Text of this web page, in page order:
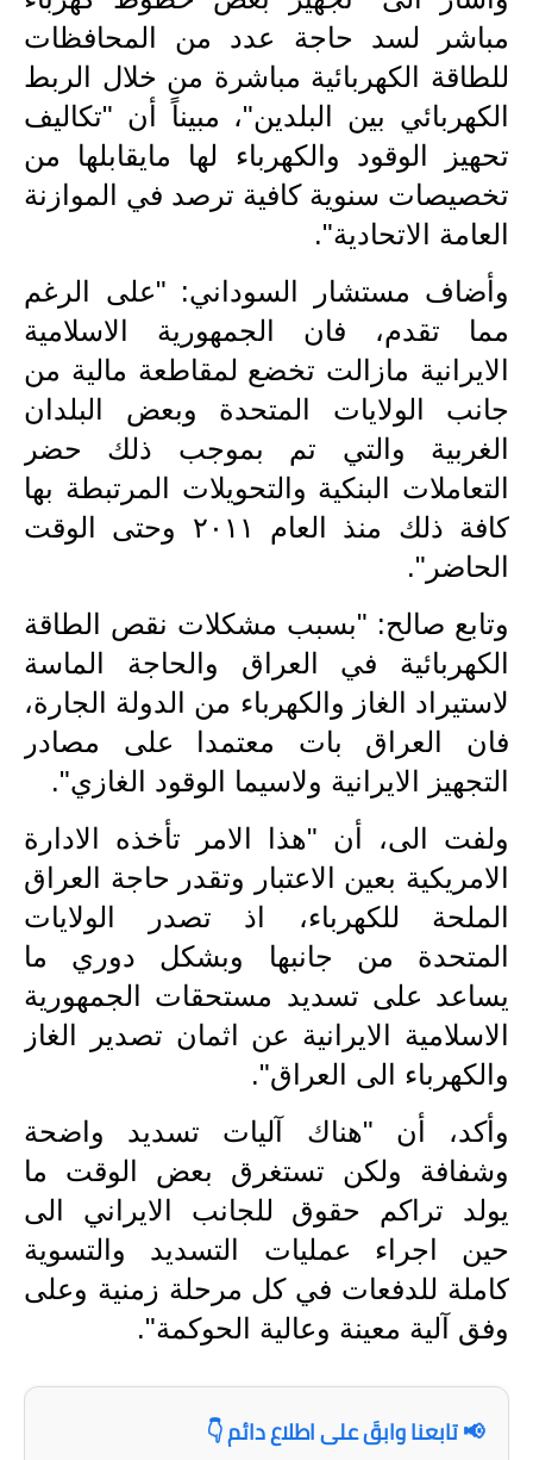
صحة وطب
فن ومشاهير
العامة
مباشر لسد حاجة عدد من المحافظات
للطاقة الكهربائية مباشرة من خلال الربط
الكهربائي بين البلدين"، مبيناً أن "تكاليف
تحهيز الوقود والكهرباء لها مايقابلها من
تخصيصات سنوية كافية ترصد في الموازنة
العامة الاتحادية".
وأضاف مستشار السوداني: "على الرغم
مما تقدم، فان الجمهورية الاسلامية
الايرانية مازالت تخضع لمقاطعة مالية من
جانب الولايات المتحدة وبعض البلدان
الغربية والتي تم بموجب ذلك حضر
التعاملات البنكية والتحويلات المرتبطة بها
كافة ذلك منذ العام ٢٠١١ وحتى الوقت
الحاضر".
وتابع صالح: "بسبب مشكلات نقص الطاقة
الكهربائية في العراق والحاجة الماسة
لاستيراد الغاز والكهرباء من الدولة الجارة،
فان العراق بات معتمدا على مصادر
التجهيز الايرانية ولاسيما الوقود الغازي".
ولفت الى، أن "هذا الامر تأخذه الادارة
الامريكية بعين الاعتبار وتقدر حاجة العراق
الملحة للكهرباء، اذ تصدر الولايات
المتحدة من جانبها وبشكل دوري ما
يساعد على تسديد مستحقات الجمهورية
الاسلامية الايرانية عن اثمان تصدير الغاز
والكهرباء الى العراق".
وأكد، أن "هناك آليات تسديد واضحة
وشفافة ولكن تستغرق بعض الوقت ما
يولد تراكم حقوق للجانب الايراني الى
حين اجراء عمليات التسديد والتسوية
كاملة للدفعات في كل مرحلة زمنية وعلى
وفق آلية معينة وعالية الحوكمة".
📢 تابعنا وابقَ على اطلاع دائم 👇